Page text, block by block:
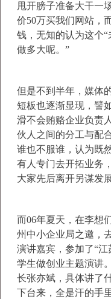
甩开膀子准备大干一
价50万买我们网站，
钱，无知的认为这个
做多大呢。”
但是不到半年，媒体
短板也逐渐显现，譬
滑不会贿赂企业负责
伙人之间的分工与配
谁也不服谁，认为既
有人专门去开拓业务
大家先后离开另谋发展
而06年夏天，在李想
州中小企业局之邀，
演讲嘉宾，参加了“
学生做创业主题演讲
长张亦斌，具体讲了
下台来，全是汗的手